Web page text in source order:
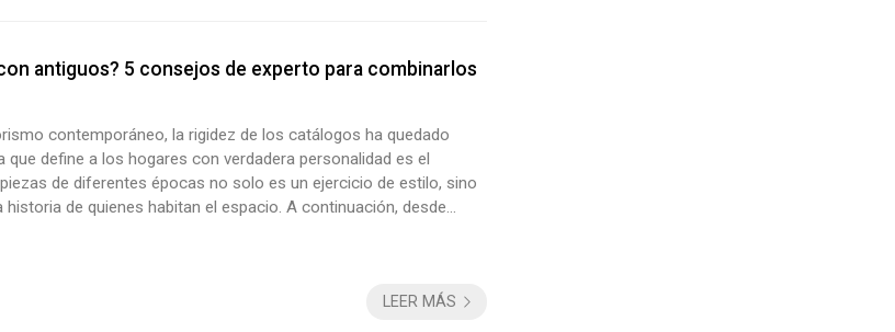
antiguos? 5 consejos de experto para combinarlos
contemporáneo, la rigidez de los catálogos ha quedado
que define a los hogares con verdadera personalidad es el
de diferentes épocas no solo es un ejercicio de estilo, sino
de quienes habitan el espacio. A continuación, desde
LEER MÁS